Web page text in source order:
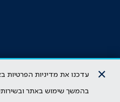
× עדכנו את מדיניות הפרטיות
בהמשך שימוש באתר